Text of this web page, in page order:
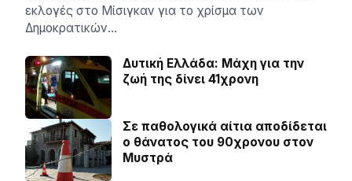
εκλογές στο Μίσιγκαν για το χρίσμα των
Δημοκρατικών…
Δυτική Ελλάδα: Μάχη για την
ζωή της δίνει 41χρονη
Σε παθολογικά αίτια αποδίδεται
ο θάνατος του 90χρονου στον
Μυστρά